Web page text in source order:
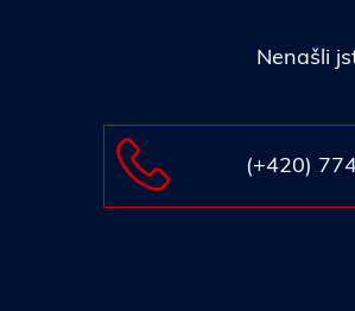
Nenašli
(+420)